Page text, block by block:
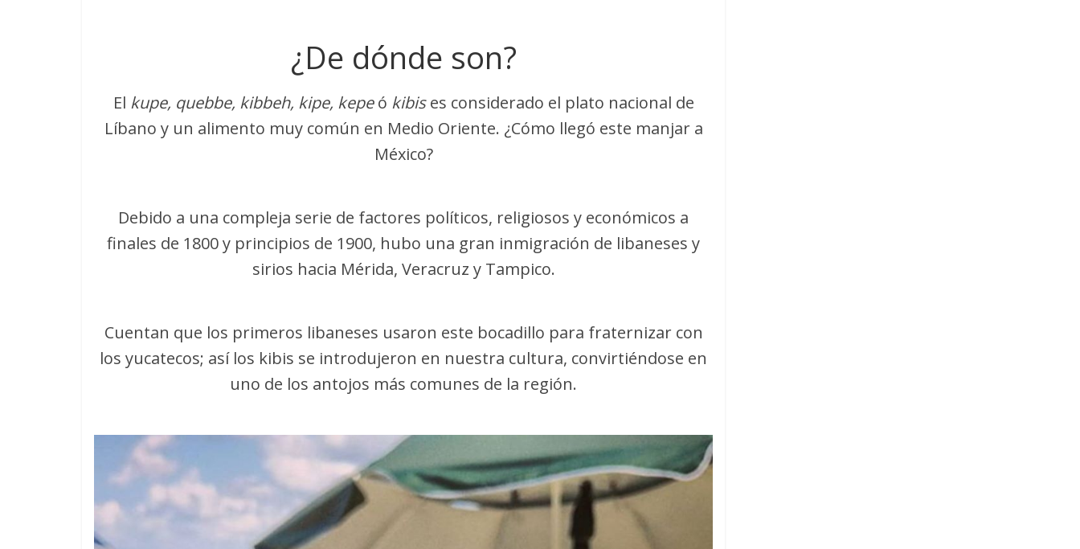
¿De dónde son?
El kupe, quebbe, kibbeh, kipe, kepeó kibises considerado el plato nacional de
Líbano y un alimento muy común en Medio Oriente. ¿Cómo llegó este manjar a
México?
Debido a una compleja serie de factores políticos, religiosos y económicos a
finales de 1800 y principios de 1900, hubo una gran inmigración de libaneses y
sirios hacia Mérida, Veracruz y Tampico.
Cuentan que los primeros libaneses usaron este bocadillo para fraternizar con
los yucatecos; así los kibis se introdujeron en nuestra cultura, convirtiéndose en
uno de los antojos más comunes de la región.